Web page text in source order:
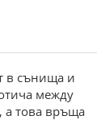
в сънища и
между
а това връща